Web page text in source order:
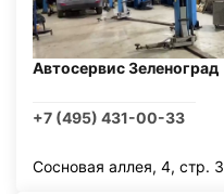
Автосервис Зеленоград
+7 (495) 431-00-33
Сосновая аллея, 4, стр. 3